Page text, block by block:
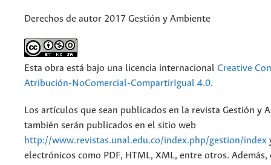
Derechos de autor 2017 Gestión y Ambiente
Esta obra está bajo una licencia internacional Creative
Atribución-NoComercial-CompartirIgual 4.0.
Los artículos que sean publicados en la revista Gestión y
también serán publicados en el sitio web
http://www.revistas.unal.edu.co/index.php/gestion/index
electrónicos como PDF, HTML, XML, entre otros.